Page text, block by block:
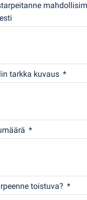
tarkka kuvaus
toistuva?